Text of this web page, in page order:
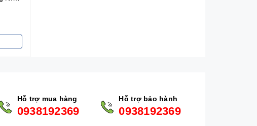
Hỗ trợ mua hàng
0938192369
Hỗ trợ bảo hành
0938192369